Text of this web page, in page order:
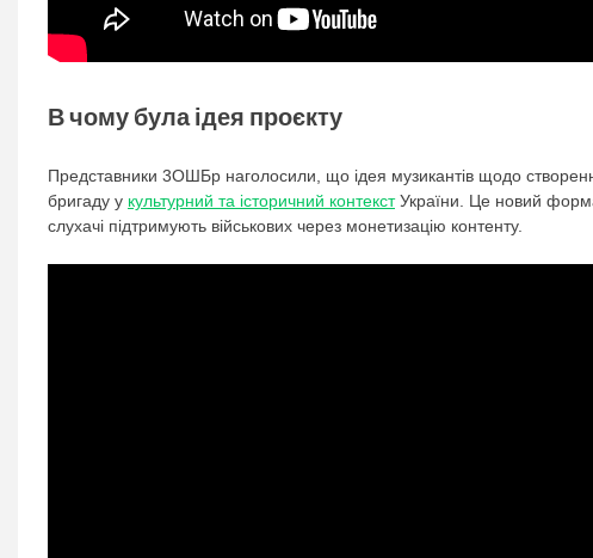
В чому була ідея проєкту
Представники 3ОШБр наголосили, що ідея музикантів щодо
бригаду у культурний та історичний контекстУкраїни. Це новий
слухачі підтримують військових через монетизацію контенту.